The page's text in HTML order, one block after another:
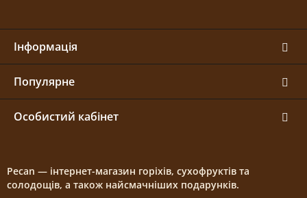
Інформація
Популярне
Особистий кабінет
Pecan — інтернет-магазин горіхів, сухофруктів та
солодощів, а також найсмачніших подарунків.